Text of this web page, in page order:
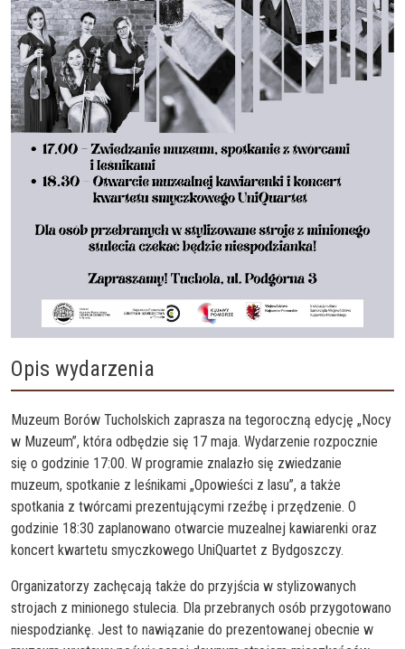
Opis wydarzenia
Muzeum Borów Tucholskich zaprasza na tegoroczną edycję „Nocy
w Muzeum”, która odbędzie się 17 maja. Wydarzenie rozpocznie
się o godzinie 17:00. W programie znalazło się zwiedzanie
muzeum, spotkanie z leśnikami „Opowieści z lasu”, a także
spotkania z twórcami prezentującymi rzeźbę i przędzenie. O
godzinie 18:30 zaplanowano otwarcie muzealnej kawiarenki oraz
koncert kwartetu smyczkowego UniQuartet z Bydgoszczy.
Organizatorzy zachęcają także do przyjścia w stylizowanych
strojach z minionego stulecia. Dla przebranych osób przygotowano
niespodziankę. Jest to nawiązanie do prezentowanej obecnie w